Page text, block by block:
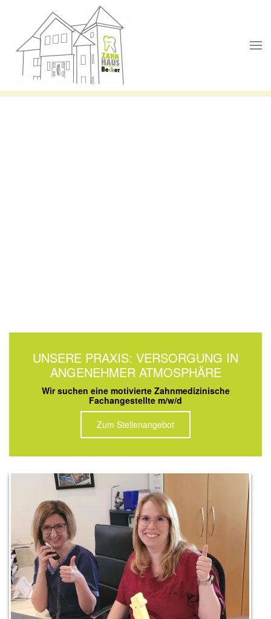
Skip to main content
UNSERE PRAXIS: VERSORGUNG IN
ANGENEHMER ATMOSPHÄRE
Wir suchen eine motivierte Zahnmedizinische
Fachangestellte m/w/d
Zum Stellenangebot